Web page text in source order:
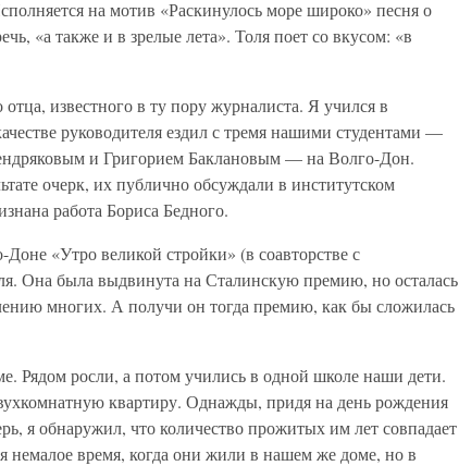
на мотив «Раскинулось море широко» песня о
«а также и в зрелые лета». Толя поет со вкусом: «в
известного в ту пору журналиста. Я учился в
руководителя ездил с тремя нашими студентами —
и Григорием Баклановым — на Волго-Дон.
очерк, их публично обсуждали в институтском
работа Бориса Бедного.
«Утро великой стройки» (в соавторстве с
Она была выдвинута на Сталинскую премию, но осталась
многих. А получи он тогда премию, как бы сложилась
Рядом росли, а потом учились в одной школе наши дети.
квартиру. Однажды, придя на день рождения
я обнаружил, что количество прожитых им лет совпадает
время, когда они жили в нашем же доме, но в